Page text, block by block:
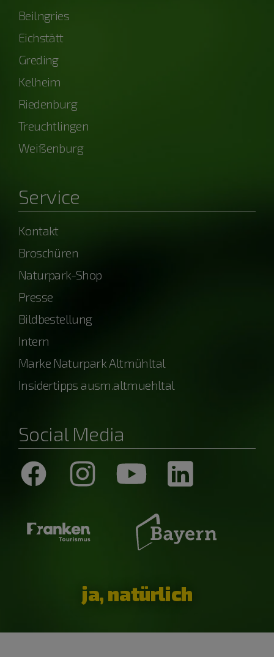
Beilngries
Eichstätt
Greding
Kelheim
Riedenburg
Treuchtlingen
Weißenburg
Service
Kontakt
Broschüren
Naturpark-Shop
Presse
Bildbestellung
Intern
Marke Naturpark Altmühltal
Insidertipps ausm.altmuehltal
Social Media
ja, natürlich